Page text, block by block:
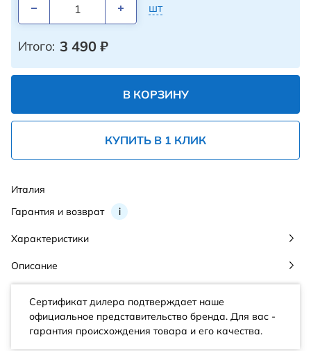
шт
Итого: 3 490 ₽
В КОРЗИНУ
КУПИТЬ В 1 КЛИК
Гарантия и возврат i
Италия
Характеристики
Описание
Сертификат дилера подтверждает наше
официальное представительство бренда. Для вас -
гарантия происхождения товара и его качества.